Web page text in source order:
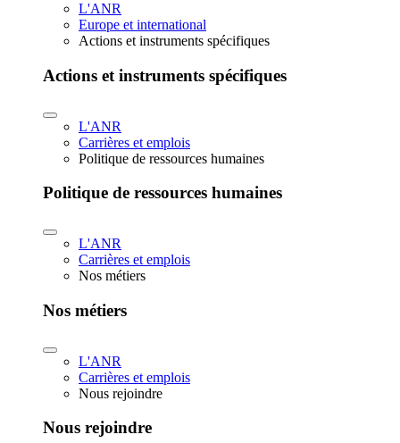
L'ANR
Europe et international
Actions et instruments spécifiques
Actions et instruments spécifiques
L'ANR
Carrières et emplois
Politique de ressources humaines
Politique de ressources humaines
L'ANR
Carrières et emplois
Nos métiers
Nos métiers
L'ANR
Carrières et emplois
Nous rejoindre
Nous rejoindre